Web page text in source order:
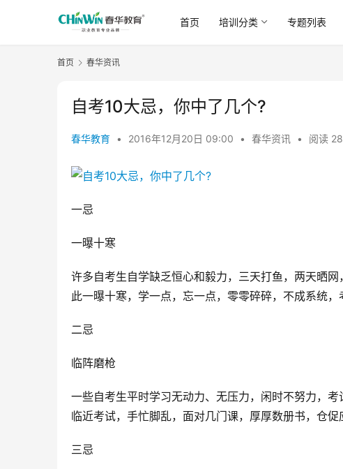
首页 培训分类 专题列表
首页 春华资讯
自考10大忌，你中了几个?
春华教育 • 2016年12月20日 09:00 • 春华资讯 • 阅读
一忌
一曝十寒
许多自考生自学缺乏恒心和毅力，三天打鱼，两天晒
此一曝十寒，学一点，忘一点，零零碎碎，不成系统，
二忌
临阵磨枪
一些自考生平时学习无动力、无压力，闲时不努力，
临近考试，手忙脚乱，面对几门课，厚厚数册书，仓促
三忌